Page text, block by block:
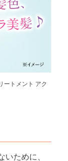
ートメント アク
ために、